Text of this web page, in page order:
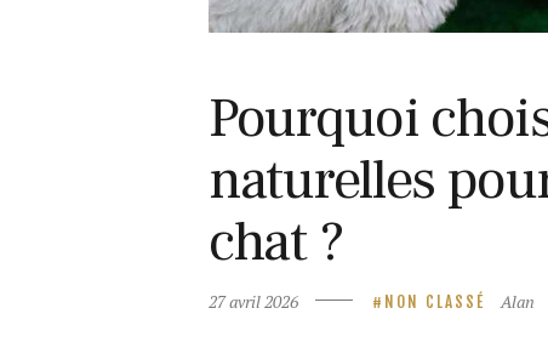
Pourquoi
naturelles
chat ?
27 avril 2026 NON CLASSÉ Alan